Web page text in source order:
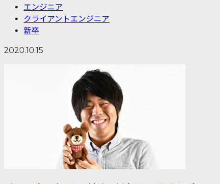
エンジニア
クライアントエンジニア
新卒
2020.10.15